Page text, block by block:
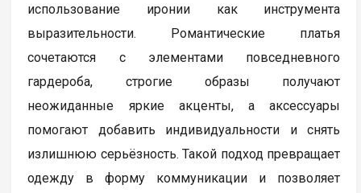
использование иронии как инструмента
выразительности. Романтические платья
сочетаются с элементами повседневного
гардероба, строгие образы получают
неожиданные яркие акценты, а аксессуары
помогают добавить индивидуальности и снять
излишнюю серьёзность. Такой подход превращает
одежду в форму коммуникации и позволяет